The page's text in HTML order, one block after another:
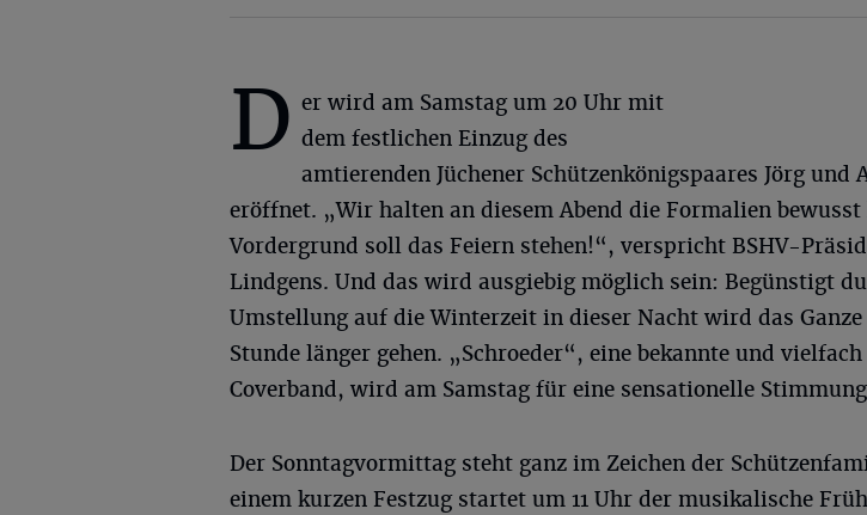
D er wird am Samstag um 20 Uhr mit
dem festlichen Einzug des
amtierenden Jüchener Schützenkönigspaares Jörg und
eröffnet. „Wir halten an diesem Abend die Formalien
Vordergrund soll das Feiern stehen!“, verspricht BSHV-
Lindgens. Und das wird ausgiebig möglich sein: Begünstigt
Umstellung auf die Winterzeit in dieser Nacht wird das Ganze
Stunde länger gehen. „Schroeder“, eine bekannte und
Coverband, wird am Samstag für eine sensationelle
Der Sonntagvormittag steht ganz im Zeichen der
einem kurzen Festzug startet um 11 Uhr der musikalische